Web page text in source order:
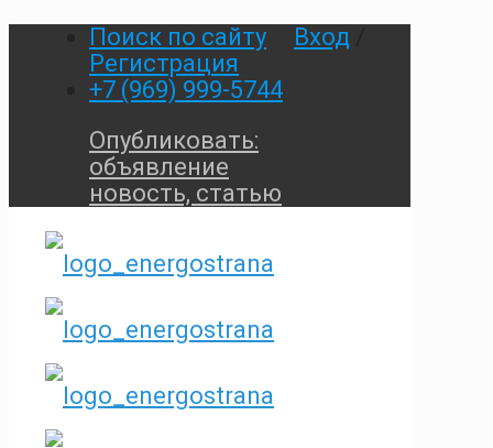
Поиск по сайту Вход
Регистрация
+7 (969) 999-5744
Опубликовать:
объявление
новость, статью